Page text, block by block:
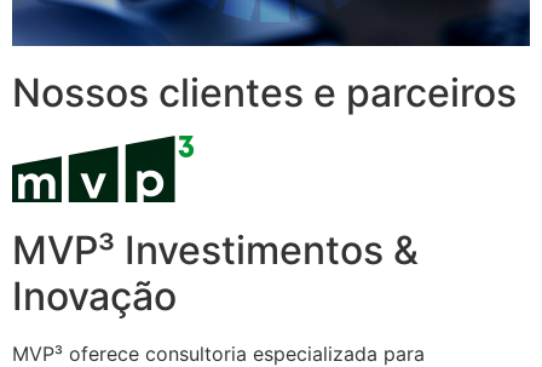
Nossos clientes e parceiros
MVP³ Investimentos &
Inovação
MVP³ oferece consultoria especializada para